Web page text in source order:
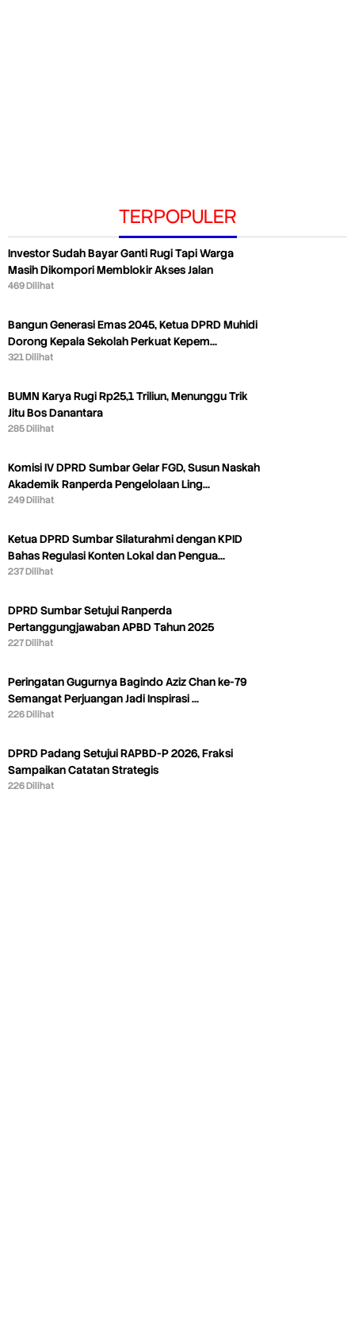
TERPOPULER
Investor Sudah Bayar Ganti Rugi Tapi Warga
Masih Dikompori Memblokir Akses Jalan
469 Dilihat
Bangun Generasi Emas 2045, Ketua DPRD Muhidi
Dorong Kepala Sekolah Perkuat Kepem…
321 Dilihat
BUMN Karya Rugi Rp25,1 Triliun, Menunggu Trik
Jitu Bos Danantara
285 Dilihat
Komisi IV DPRD Sumbar Gelar FGD, Susun Naskah
Akademik Ranperda Pengelolaan Ling…
249 Dilihat
Ketua DPRD Sumbar Silaturahmi dengan KPID
Bahas Regulasi Konten Lokal dan Pengua…
237 Dilihat
DPRD Sumbar Setujui Ranperda
Pertanggungjawaban APBD Tahun 2025
227 Dilihat
Peringatan Gugurnya Bagindo Aziz Chan ke-79
Semangat Perjuangan Jadi Inspirasi …
226 Dilihat
DPRD Padang Setujui RAPBD-P 2026, Fraksi
Sampaikan Catatan Strategis
226 Dilihat